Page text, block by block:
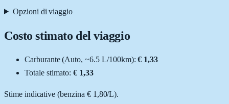
Opzioni di viaggio
Costo stimato del viaggio
Carburante (Auto, ~6.5 L/100km): € 1,33
Totale stimato:€ 1,33
Stime indicative (benzina € 1,80/L).